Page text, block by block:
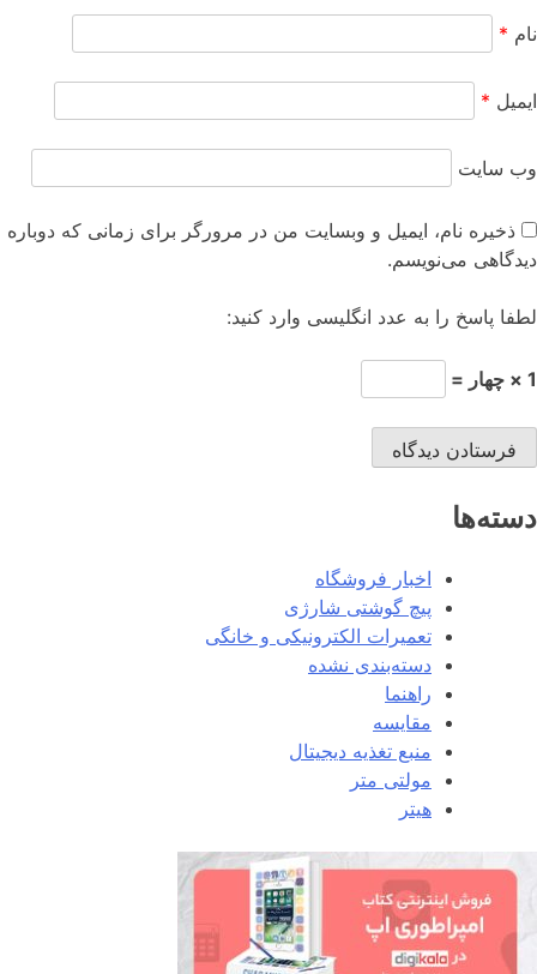
نام *
ایمیل *
وب‌ سایت
ذخیره نام، ایمیل و وبسایت من در مرورگر برای زمانی که دوباره
دیدگاهی می‌نویسم.
لطفا پاسخ را به عدد انگلیسی وارد کنید:
1 × چهار =
دسته‌ها
اخبار فروشگاه
پیچ گوشتی شارژی
تعمیرات الکترونیکی و خانگی
دسته‌بندی نشده
راهنما
مقایسه
منبع تغذیه دیجیتال
مولتی متر
هیتر